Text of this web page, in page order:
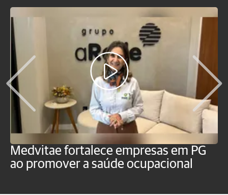
Medvitae fortalece empresas em PG
ao promover a saúde ocupacional